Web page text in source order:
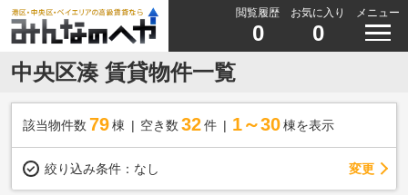
閲覧履歴
0
お気に入り
0
メニュー
中央区湊 賃貸物件一覧
該当物件数 79棟 空き数 32 件 1～30 棟を表示
絞り込み条件： なし 変更